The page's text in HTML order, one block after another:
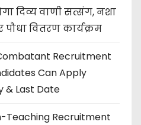
दिव्य वाणी सत्संग, नशा
पौधा वितरण कार्यक्रम
Recruitment
Can Apply
& Last Date
Teaching Recruitment